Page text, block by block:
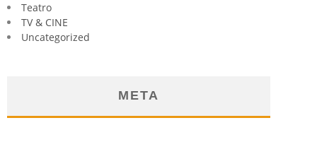
Teatro
TV & CINE
Uncategorized
META